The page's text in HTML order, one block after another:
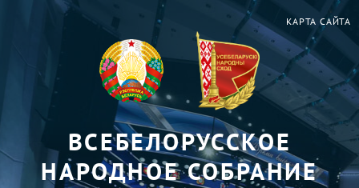
КАРТА САЙТА
ВСЕБЕЛОРУССКОЕ
НАРОДНОЕ СОБРАНИЕ